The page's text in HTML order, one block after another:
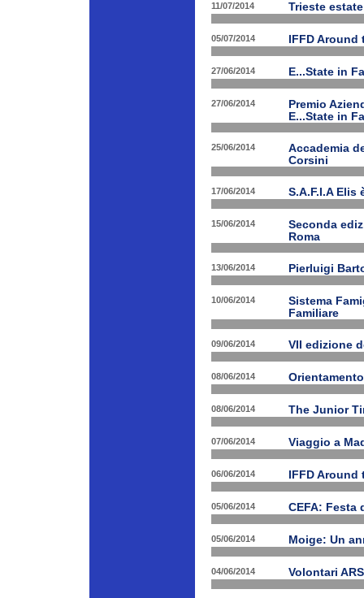
11/07/2014 Trieste
05/07/2014 IFFD
27/06/2014 E...State in
27/06/2014
Premio
E...State in
25/06/2014
Accademia
Corsini
17/06/2014 S.A.F.I.A Elis
15/06/2014
Seconda
Roma
13/06/2014 Pierluigi
10/06/2014
Sistema
Familiare
09/06/2014 VII edizione
08/06/2014
08/06/2014 The Junior
07/06/2014 Viaggio a
06/06/2014 IFFD
05/06/2014 CEFA: Festa
05/06/2014 Moige: Un
04/06/2014 Volontari